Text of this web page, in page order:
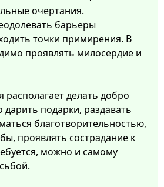
очертания.
барьеры
точки примирения. В
проявлять милосердие и
располагает делать добро
подарки, раздавать
благотворительностью,
проявлять сострадание к
можно и самому